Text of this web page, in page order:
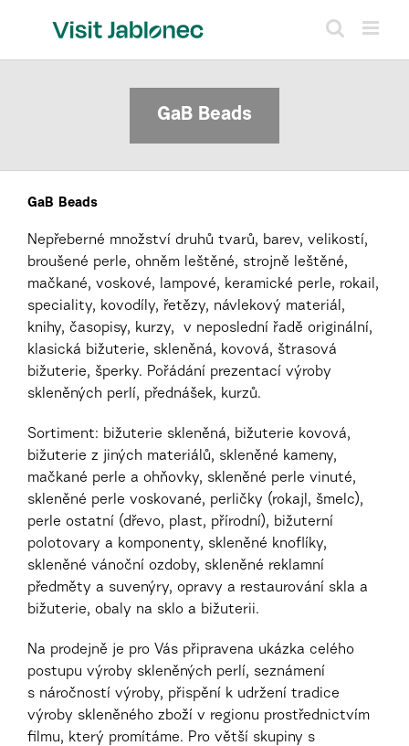
GaB Beads
GaB Beads
Nepřeberné množství druhů tvarů, barev, velikostí,
broušené perle, ohněm leštěné, strojně leštěné,
mačkané, voskové, lampové, keramické perle, rokail,
speciality, kovodíly, řetězy, návlekový materiál,
knihy, časopisy, kurzy, v neposlední řadě originální,
klasická bižuterie, skleněná, kovová, štrasová
bižuterie, šperky. Pořádání prezentací výroby
skleněných perlí, přednášek, kurzů.
Sortiment: bižuterie skleněná, bižuterie kovová,
bižuterie z jiných materiálů, skleněné kameny,
mačkané perle a ohňovky, skleněné perle vinuté,
skleněné perle voskované, perličky (rokajl, šmelc),
perle ostatní (dřevo, plast, přírodní), bižuterní
polotovary a komponenty, skleněné knoflíky,
skleněné vánoční ozdoby, skleněné reklamní
předměty a suvenýry, opravy a restaurování skla a
bižuterie, obaly na sklo a bižuterii.
Na prodejně je pro Vás připravena ukázka celého
postupu výroby skleněných perlí, seznámení
s náročností výroby, přispění k udržení tradice
výroby skleněného zboží v regionu prostřednictvím
filmu, který promítáme. Pro větší skupiny s